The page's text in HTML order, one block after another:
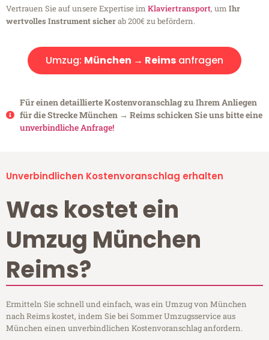
Vertrauen Sie auf unsere Expertise im Klaviertransport, um Ihr
wertvolles Instrument sicherab 200€ zu befördern.
Umzug: München → Reims anfragen
Für einen detaillierte Kostenvoranschlag zu Ihrem Anliegen
für die Strecke München → Reims schicken Sie uns bitte eine
unverbindliche Anfrage!
Unverbindlichen Kostenvoranschlag erhalten
Was kostet ein
Umzug München
Reims?
Ermitteln Sie schnell und einfach, was ein Umzug von München
nach Reims kostet, indem Sie bei Sommer Umzugsservice aus
München einen unverbindlichen Kostenvoranschlag anfordern.